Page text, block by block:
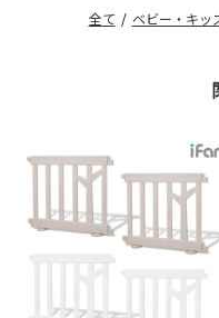
全て / ベビー・キッ